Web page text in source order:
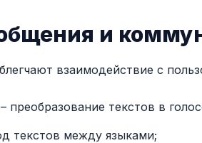
и
взаимодействие с
преобразование текстов в
текстов между языками;